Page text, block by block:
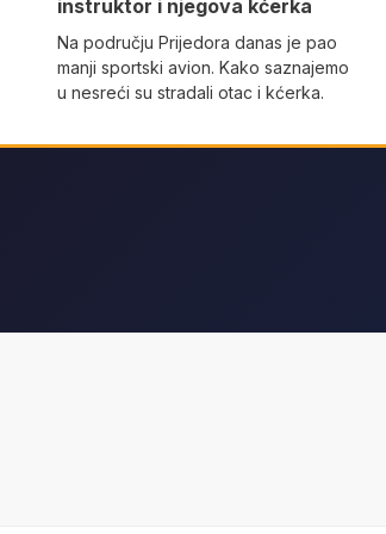
instruktor i njegova kćerka
Na području Prijedora danas je pao
manji sportski avion. Kako saznajemo
u nesreći su stradali otac i kćerka.